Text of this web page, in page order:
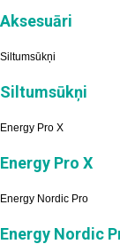
Aksesuāri
Siltumsūkņi
Siltumsūkņi
Energy Pro X
Energy Pro X
Energy Nordic Pro
Energy Nordic